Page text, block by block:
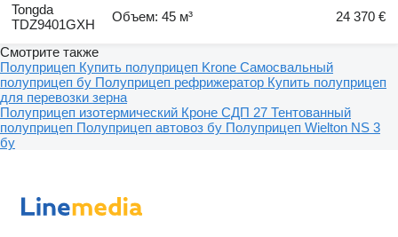
Tongda
TDZ9401GXH
Объем: 45 м³ 24 370 €
Смотрите также
Полуприцеп Купить полуприцеп Krone Самосвальный
полуприцеп бу Полуприцеп рефрижератор Купить полуприцеп
для перевозки зерна
Полуприцеп изотермический Кроне СДП 27 Тентованный
полуприцеп Полуприцеп автовоз бу Полуприцеп Wielton NS 3
бу